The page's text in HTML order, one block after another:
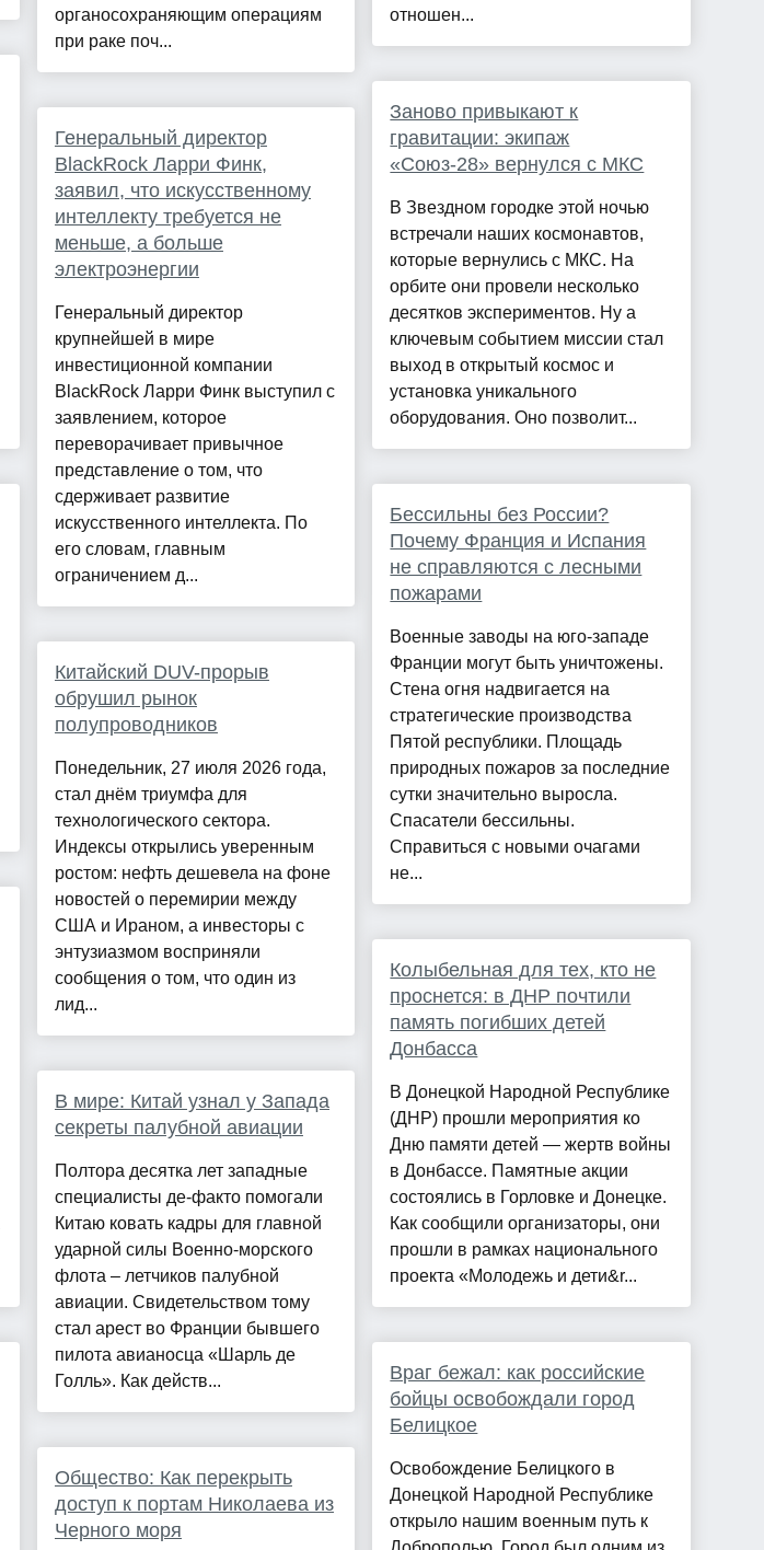
органосохраняющим операциям
при раке поч...
Генеральный директор
BlackRock Ларри Финк,
заявил, что искусственному
интеллекту требуется не
меньше, а больше
электроэнергии
Генеральный директор
крупнейшей в мире
инвестиционной компании
BlackRock Ларри Финк выступил с
заявлением, которое
переворачивает привычное
представление о том, что
сдерживает развитие
искусственного интеллекта. По
его словам, главным
ограничением д...
Китайский DUV-прорыв
обрушил рынок
полупроводников
Понедельник, 27 июля 2026 года,
стал днём триумфа для
технологического сектора.
Индексы открылись уверенным
ростом: нефть дешевела на фоне
новостей о перемирии между
США и Ираном, а инвесторы с
энтузиазмом восприняли
сообщения о том, что один из
лид...
В мире: Китай узнал у Запада
секреты палубной авиации
Полтора десятка лет западные
специалисты де-факто помогали
Китаю ковать кадры для главной
ударной силы Военно-морского
флота – летчиков палубной
авиации. Свидетельством тому
стал арест во Франции бывшего
пилота авианосца «Шарль де
Голль». Как действ...
Общество: Как перекрыть
доступ к портам Николаева из
Черного моря
отношен...
Заново привыкают к
гравитации: экипаж
«Союз-28» вернулся с МКС
В Звездном городке этой ночью
встречали наших космонавтов,
которые вернулись с МКС. На
орбите они провели несколько
десятков экспериментов. Ну а
ключевым событием миссии стал
выход в открытый космос и
установка уникального
оборудования. Оно позволит...
Бессильны без России?
Почему Франция и Испания
не справляются с лесными
пожарами
Военные заводы на юго-западе
Франции могут быть уничтожены.
Стена огня надвигается на
стратегические производства
Пятой республики. Площадь
природных пожаров за последние
сутки значительно выросла.
Спасатели бессильны.
Справиться с новыми очагами
не...
Колыбельная для тех, кто не
проснется: в ДНР почтили
память погибших детей
Донбасса
В Донецкой Народной Республике
(ДНР) прошли мероприятия ко
Дню памяти детей — жертв войны
в Донбассе. Памятные акции
состоялись в Горловке и Донецке.
Как сообщили организаторы, они
прошли в рамках национального
проекта «Молодежь и дети&r...
Враг бежал: как российские
бойцы освобождали город
Белицкое
Освобождение Белицкого в
Донецкой Народной Республике
открыло нашим военным путь к